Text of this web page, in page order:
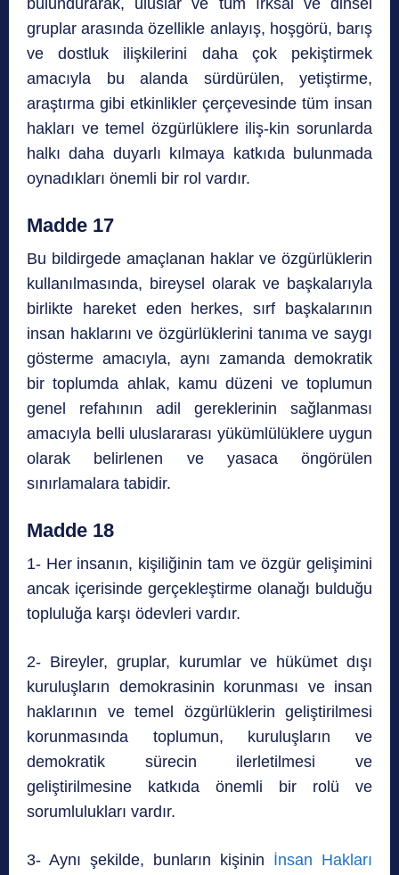
bulundurarak, uluslar ve tüm ırksal ve dinsel
gruplar arasında özellikle anlayış, hoşgörü, barış
ve dostluk ilişkilerini daha çok pekiştirmek
amacıyla bu alanda sürdürülen, yetiştirme,
araştırma gibi etkinlikler çerçevesinde tüm insan
hakları ve temel özgürlüklere iliş-kin sorunlarda
halkı daha duyarlı kılmaya katkıda bulunmada
oynadıkları önemli bir rol vardır.
Madde 17
Bu bildirgede amaçlanan haklar ve özgürlüklerin
kullanılmasında, bireysel olarak ve başkalarıyla
birlikte hareket eden herkes, sırf başkalarının
insan haklarını ve özgürlüklerini tanıma ve saygı
gösterme amacıyla, aynı zamanda demokratik
bir toplumda ahlak, kamu düzeni ve toplumun
genel refahının adil gereklerinin sağlanması
amacıyla belli uluslararası yükümlülüklere uygun
olarak belirlenen ve yasaca öngörülen
sınırlamalara tabidir.
Madde 18
1- Her insanın, kişiliğinin tam ve özgür gelişimini
ancak içerisinde gerçekleştirme olanağı bulduğu
topluluğa karşı ödevleri vardır.
2- Bireyler, gruplar, kurumlar ve hükümet dışı
kuruluşların demokrasinin korunması ve insan
haklarının ve temel özgürlüklerin geliştirilmesi
korunmasında toplumun, kuruluşların ve
demokratik sürecin ilerletilmesi ve
geliştirilmesine katkıda önemli bir rolü ve
sorumlulukları vardır.
3- Aynı şekilde, bunların kişinin İnsan Hakları